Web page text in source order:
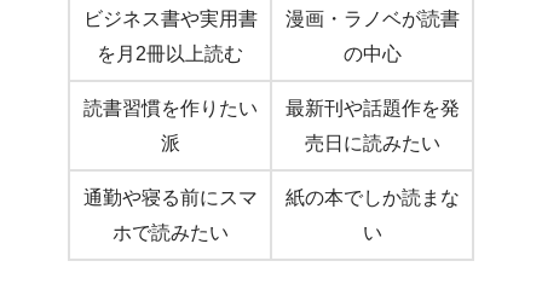
ビジネス書や実用書
を月2冊以上読む
漫画・ラノベが読書
の中心
読書習慣を作りたい
派
最新刊や話題作を発
売日に読みたい
通勤や寝る前にスマ
ホで読みたい
紙の本でしか読まな
い